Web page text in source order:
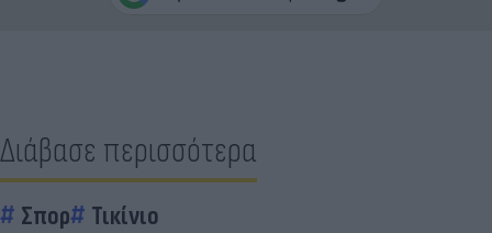
Διάβασε περισσότερα
Σπορ Τικίνιο